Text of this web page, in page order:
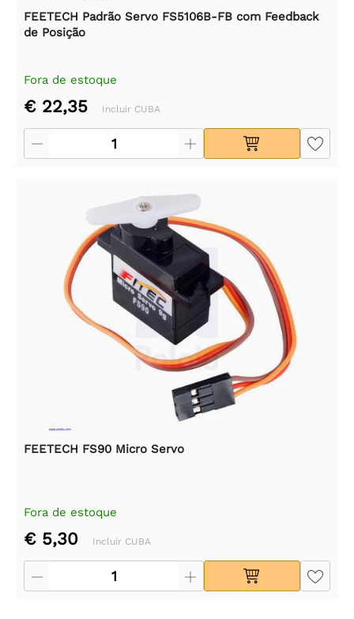
FEETECH Padrão Servo FS5106B-FB com Feedback
de Posição
Fora de estoque
€ 22,35 Incluir CUBA
FEETECH FS90 Micro Servo
Fora de estoque
€ 5,30 Incluir CUBA